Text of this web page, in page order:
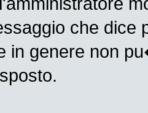
che
in genere non